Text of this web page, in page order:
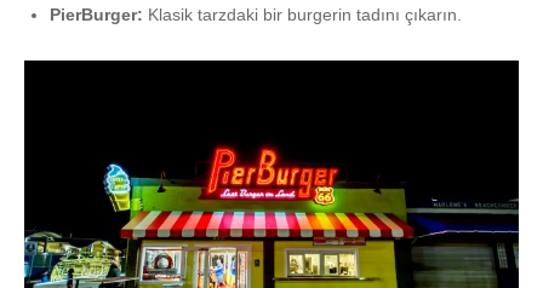
PierBurger: Klasik tarzdaki bir burgerin tadını çıkarın.